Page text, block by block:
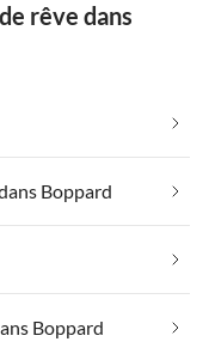
rêve dans
Boppard
Boppard